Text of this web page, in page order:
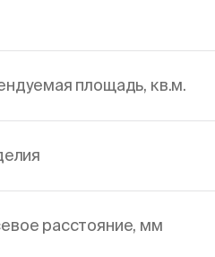
площадь, кв.м.
расстояние, мм